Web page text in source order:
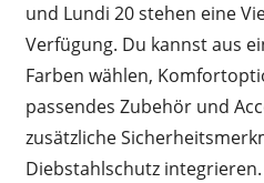
und Lundi 20 stehen eine
Verfügung. Du kannst aus
Farben wählen,
passendes Zubehör und
zusätzliche
Diebstahlschutz